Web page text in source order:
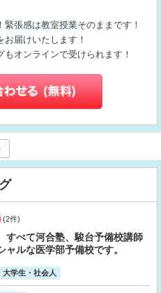
張感は教室授業そのままです！
届けいたします！
オンラインで受けられます！
(2件)
べて河合塾、駿台予備校講師
ルな医学部予備校です。
大学生・社会人